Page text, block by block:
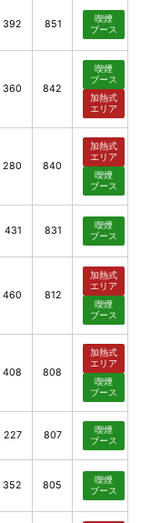
392 851
喫煙
ブース
360 842
喫煙
ブース
加熱式
エリア
280 840
加熱式
エリア
喫煙
ブース
431 831
喫煙
ブース
460 812
加熱式
エリア
喫煙
ブース
408 808
加熱式
エリア
喫煙
ブース
227 807
喫煙
ブース
352 805
喫煙
ブース